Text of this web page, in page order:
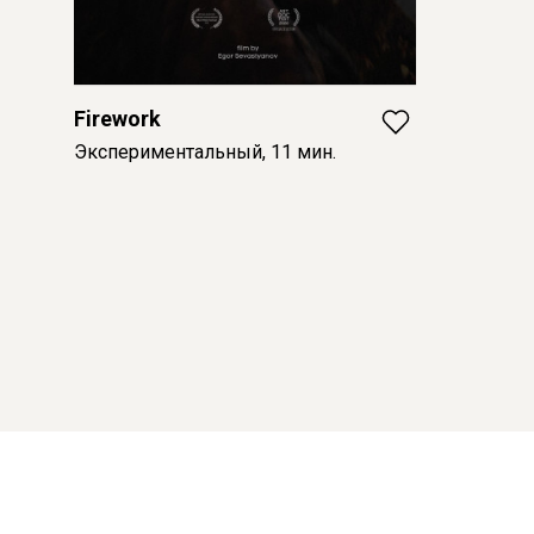
Firework
Экспериментальный, 11 мин.